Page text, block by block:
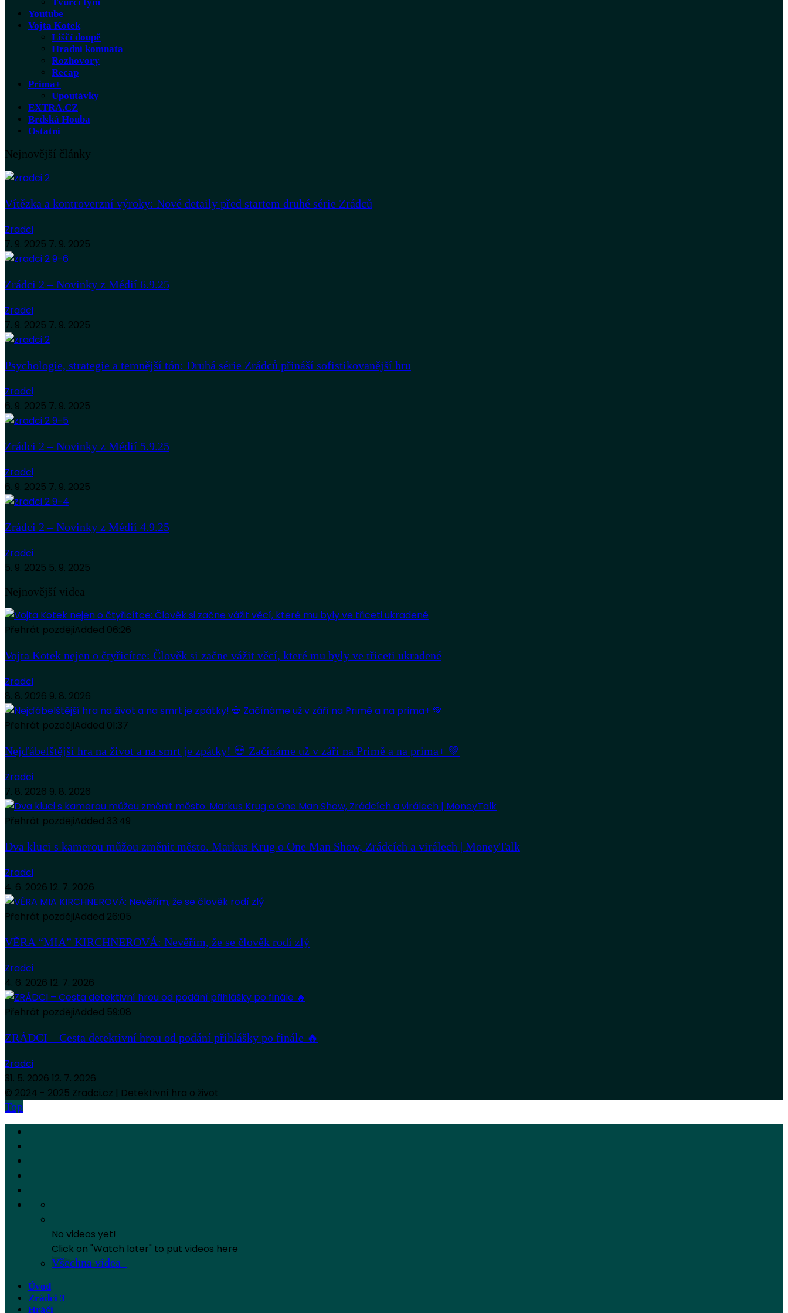
Tvůrčí tým
Youtube
Vojta Kotek
Liščí doupě
Hradní komnata
Rozhovory
Recap
Prima+
Upoutávky
EXTRA.CZ
Brdská Houba
Ostatní
Nejnovější články
Vítězka a kontroverzní výroky: Nové detaily před startem druhé série Zrádců
Zradci
7. 9. 2025 7. 9. 2025
Zrádci 2 – Novinky z Médií 6.9.25
Zradci
7. 9. 2025 7. 9. 2025
Psychologie, strategie a temnější tón: Druhá série Zrádců přináší sofistikovanější hru
Zradci
6. 9. 2025 7. 9. 2025
Zrádci 2 – Novinky z Médií 5.9.25
Zradci
6. 9. 2025 7. 9. 2025
Zrádci 2 – Novinky z Médií 4.9.25
Zradci
5. 9. 2025 5. 9. 2025
Nejnovější videa
Přehrát pozdějiAdded 06:26
Vojta Kotek nejen o čtyřicítce: Člověk si začne vážit věcí, které mu byly ve třiceti ukradené
Zradci
8. 8. 2026 9. 8. 2026
Přehrát pozdějiAdded 01:37
Nejďábelštější hra na život a na smrt je zpátky! 💀 Začínáme už v září na Primě a na prima+ 💚
Zradci
7. 8. 2026 9. 8. 2026
Přehrát pozdějiAdded 33:49
Dva kluci s kamerou můžou změnit město. Markus Krug o One Man Show, Zrádcích a virálech | MoneyTalk
Zradci
4. 6. 2026 12. 7. 2026
Přehrát pozdějiAdded 26:05
VĚRA “MIA” KIRCHNEROVÁ: Nevěřím, že se člověk rodí zlý
Zradci
4. 6. 2026 12. 7. 2026
Přehrát pozdějiAdded 59:08
ZRÁDCI – Cesta detektivní hrou od podání přihlášky po finále 🔥
Zradci
31. 5. 2026 12. 7. 2026
© 2024 - 2025 Zradci.cz | Detektivní hra o život
Top
No videos yet!
Click on "Watch later" to put videos here
Všechna videa
Úvod
Zrádci 3
Hráči